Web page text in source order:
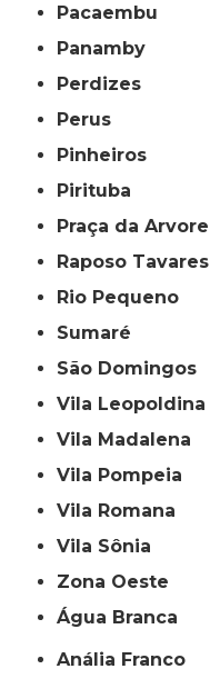
Pacaembu
Panamby
Perdizes
Perus
Pinheiros
Pirituba
Praça da Arvore
Raposo Tavares
Rio Pequeno
Sumaré
São Domingos
Vila Leopoldina
Vila Madalena
Vila Pompeia
Vila Romana
Vila Sônia
Zona Oeste
Água Branca
Anália Franco